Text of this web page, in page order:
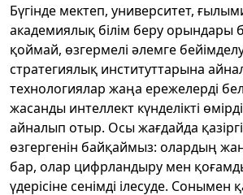
Бүгінде мектеп, университет,
академиялық білім беру орындары
қоймай, өзгермелі әлемге
стратегиялық институттарына
технологиялар жаңа ережелерді
жасанды интеллект күнделікті
айналып отыр. Осы жағдайда
өзгергенін байқаймыз: олардың
бар, олар цифрландыру мен
үдерісіне сенімді ілесуде.